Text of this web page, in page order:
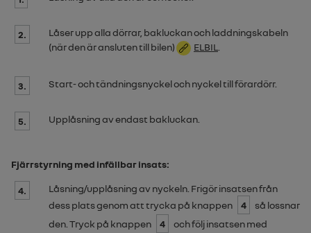
2.
Låser upp alla dörrar, bakluckan och laddningskabeln
(när den är ansluten till bilen)
ELBIL
3. Start- och tändningsnyckel och nyckel till förardörr.
5. Upplåsning av endast bakluckan.
Fjärrstyrning med infällbar insats:
4.
Låsning/upplåsning av nyckeln. Frigör insatsen från
dess plats genom att trycka på knappen
4
så lossnar
den. Tryck på knappen
4
och följ insatsen med